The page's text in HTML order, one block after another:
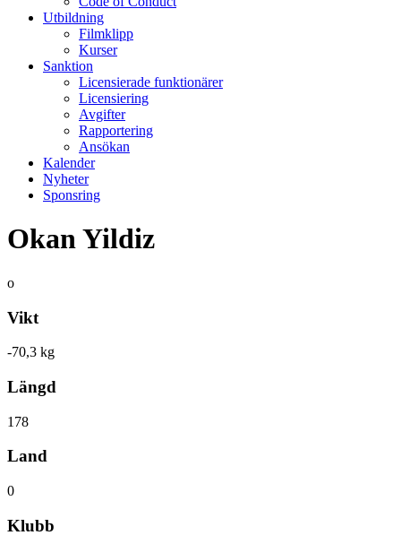
Utbildning
Filmklipp
Kurser
Sanktion
Licensierade funktionärer
Licensiering
Avgifter
Rapportering
Ansökan
Kalender
Nyheter
Sponsring
Okan Yildiz
o
Vikt
-70,3 kg
Längd
178
Land
0
Klubb